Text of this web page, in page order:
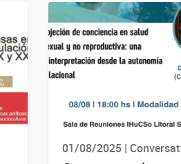
01/08/2025 |